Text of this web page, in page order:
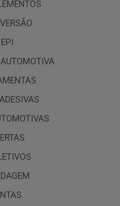
EPI